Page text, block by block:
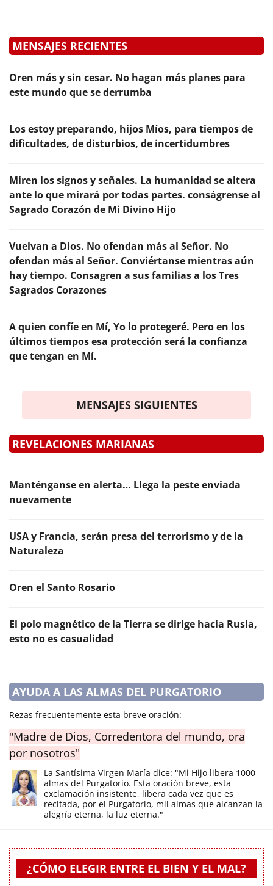
MENSAJES RECIENTES
Oren más y sin cesar. No hagan más planes para
este mundo que se derrumba
Los estoy preparando, hijos Míos, para tiempos de
dificultades, de disturbios, de incertidumbres
Miren los signos y señales. La humanidad se altera
ante lo que mirará por todas partes. conságrense al
Sagrado Corazón de Mi Divino Hijo
Vuelvan a Dios. No ofendan más al Señor. No
ofendan más al Señor. Conviértanse mientras aún
hay tiempo. Consagren a sus familias a los Tres
Sagrados Corazones
A quien confíe en Mí, Yo lo protegeré. Pero en los
últimos tiempos esa protección será la confianza
que tengan en Mí.
MENSAJES SIGUIENTES
REVELACIONES MARIANAS
Manténganse en alerta… Llega la peste enviada
nuevamente
USA y Francia, serán presa del terrorismo y de la
Naturaleza
Oren el Santo Rosario
El polo magnético de la Tierra se dirige hacia Rusia,
esto no es casualidad
AYUDA A LAS ALMAS DEL PURGATORIO
Rezas frecuentemente esta breve oración:
"Madre de Dios, Corredentora del mundo, ora
por nosotros"
La Santísima Virgen María dice: "Mi Hijo libera 1000
almas del Purgatorio. Esta oración breve, esta
exclamación insistente, libera cada vez que es
recitada, por el Purgatorio, mil almas que alcanzan la
alegría eterna, la luz eterna."
¿CÓMO ELEGIR ENTRE EL BIEN Y EL MAL?